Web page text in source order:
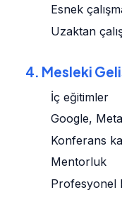
Esnek
Uzaktan
4. Mesleki
İç eğitimler
Google,
Konferans
Mentorluk
Profesyonel